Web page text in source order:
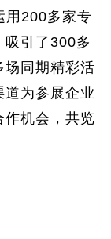
用200多家专
吸引了300多
场同期精彩活
为参展企业
作机会，共览